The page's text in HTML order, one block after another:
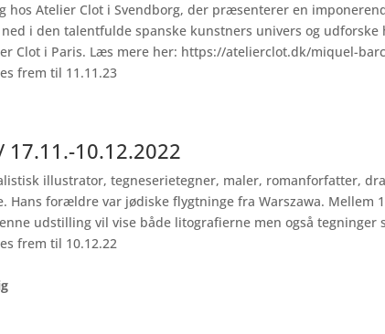
Atelier Clot i Svendborg, der præsenterer en
i den talentfulde spanske kunstners univers og
Clot i Paris. Læs mere her: https://atelierclot.dk/miquel-
frem til 11.11.23
17.11.-10.12.2022
illustrator, tegneserietegner, maler, romanforfatter,
Hans forældre var jødiske flygtninge fra Warszawa. Mellem
udstilling vil vise både litografierne men også
frem til 10.12.22